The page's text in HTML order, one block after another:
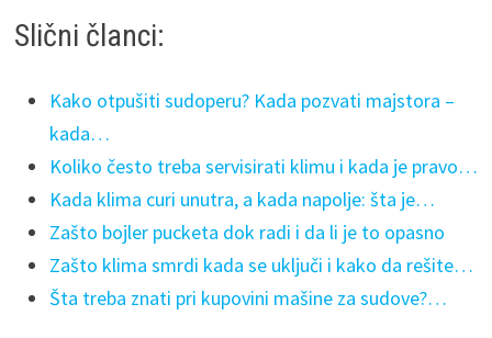
Slični članci:
Kako otpušiti sudoperu? Kada pozvati majstora –
kada…
Koliko često treba servisirati klimu i kada je pravo…
Kada klima curi unutra, a kada napolje: šta je…
Zašto bojler pucketa dok radi i da li je to opasno
Zašto klima smrdi kada se uključi i kako da rešite…
Šta treba znati pri kupovini mašine za sudove?…